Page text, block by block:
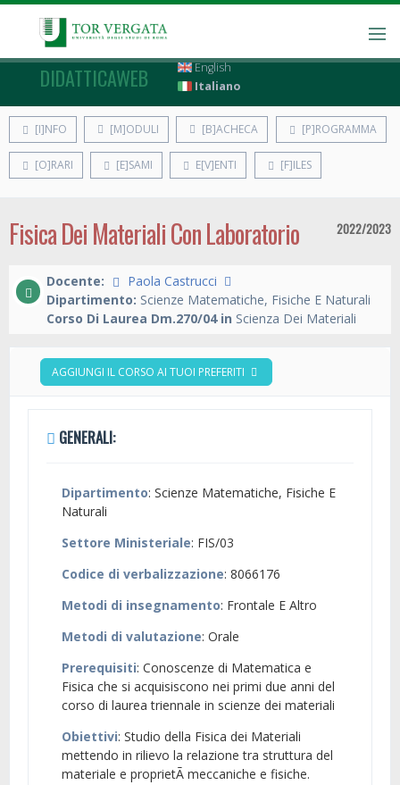
DIDATTICAWEB
English
Italiano
[I]NFO [M]ODULI [B]ACHECA [P]ROGRAMMA
[O]RARI [E]SAMI E[V]ENTI [F]ILES
Fisica Dei Materiali Con Laboratorio 2022/2023
Docente:
Paola Castrucci
Dipartimento: Scienze Matematiche, Fisiche E Naturali
Corso Di Laurea Dm.270/04 in Scienza Dei Materiali
AGGIUNGI IL CORSO AI TUOI PREFERITI
GENERALI:
Dipartimento: Scienze Matematiche, Fisiche E
Naturali
Settore Ministeriale: FIS/03
Codice di verbalizzazione: 8066176
Metodi di insegnamento: Frontale E Altro
Metodi di valutazione: Orale
Prerequisiti: Conoscenze di Matematica e
Fisica che si acquisiscono nei primi due anni del
corso di laurea triennale in scienze dei materiali
Obiettivi: Studio della Fisica dei Materiali
mettendo in rilievo la relazione tra struttura del
materiale e proprietÃ meccaniche e fisiche.